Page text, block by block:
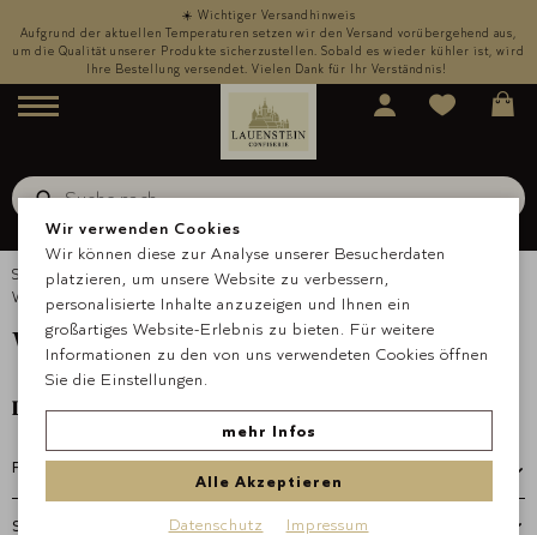
☀️ Wichtiger Versandhinweis
Aufgrund der aktuellen Temperaturen setzen wir den Versand vorübergehend aus,
um die Qualität unserer Produkte sicherzustellen. Sobald es wieder kühler ist, wird
Ihre Bestellung versendet. Vielen Dank für Ihr Verständnis!
Menü
Suche nachKreolade
Startseite Anlässe & Geschenke
Weihnachten
Weihnachtsgeschenke
Weihnachtsgeschenke
Lieferbar ab September 2026
Filtern
Wir verwenden Cookies
Wir können diese zur Analyse unserer Besucherdaten
platzieren, um unsere Website zu verbessern,
personalisierte Inhalte anzuzeigen und Ihnen ein
großartiges Website-Erlebnis zu bieten. Für weitere
Informationen zu den von uns verwendeten Cookies öffnen
Sie die Einstellungen.
mehr Infos
Alle Akzeptieren
Datenschutz Impressum